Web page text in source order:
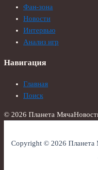
Фан-зона
Новости
Интервью
Анализ игр
Навигация
Главная
Поиск
© 2026 Планета Мяча
Copyright © 2026 Планета